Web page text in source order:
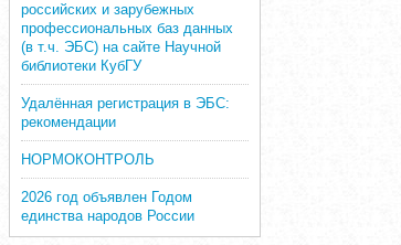
российских и зарубежных
профессиональных баз данных
(в т.ч. ЭБС) на сайте Научной
библиотеки КубГУ
Удалённая регистрация в ЭБС:
рекомендации
НОРМОКОНТРОЛЬ
2026 год объявлен Годом
единства народов России